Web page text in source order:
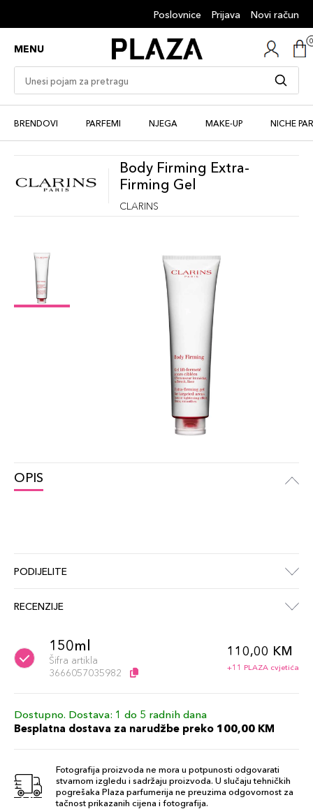
Poslovnice Prijava Novi račun
MENU
BRENDOVI PARFEMI NJEGA MAKE-UP NICHE
Body Firming Extra-
Firming Gel
CLARINS
OPIS
PODIJELITE
RECENZIJE
150ml
Šifra artikla
3666057035982
110,00 KM
+11 PLAZA cvjetića
Dostupno. Dostava: 1 do 5 radnih dana
Besplatna dostava za narudžbe preko 100,00 KM
Fotografija proizvoda ne mora u potpunosti odgovarati
stvarnom izgledu i sadržaju proizvoda. U slučaju tehničkih
pogrešaka Plaza parfumerija ne preuzima odgovornost za
tačnost prikazanih cijena i fotografija.